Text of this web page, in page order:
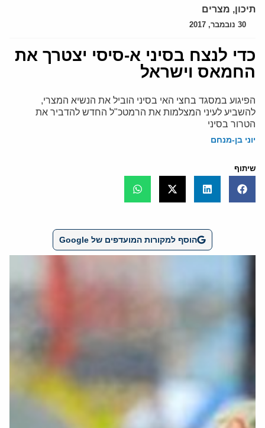
תיכון, מצרים
30 נובמבר, 2017
כדי לנצח בסיני א-סיסי יצטרך את
החמאס וישראל
הפיגוע במסגד בחצי האי בסיני הוביל את הנשיא המצרי,
להשביע לעיני המצלמות את הרמטכ"ל החדש להדביר את
הטרור בסיני
יוני בן-מנחם
שיתוף
הוסף למקורות המועדפים של Google